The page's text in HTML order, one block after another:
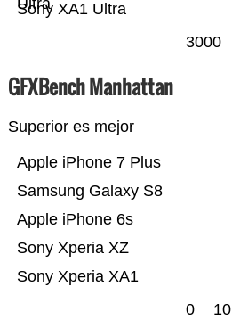
Sony XA1 Ultra
Ultra
3000
GFXBench Manhattan
Superior es mejor
Sony Xperia XA1
Sony Xperia XZ
Apple iPhone 6s
Samsung Galaxy S8
Apple iPhone 7 Plus
0 10